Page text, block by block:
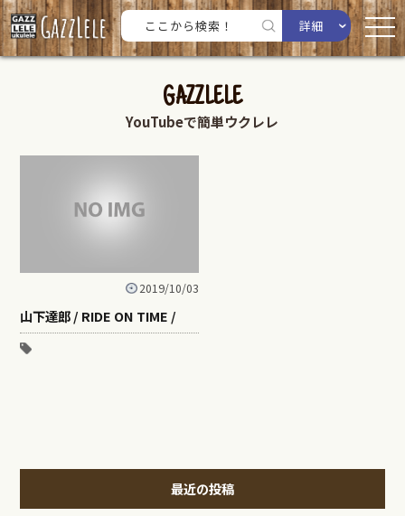
詳細
GAZZLELE
YouTubeで簡単ウクレレ
2019/10/03
山下達郎 / RIDE ON TIME /
最近の投稿